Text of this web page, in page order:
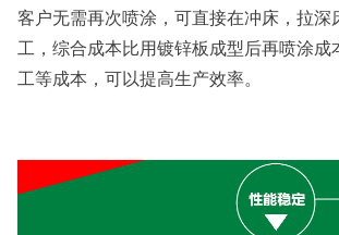
客户无需再次喷涂，可直接在冲床，拉深
工，综合成本比用镀锌板成型后再喷涂成
工等成本，可以提高生产效率。